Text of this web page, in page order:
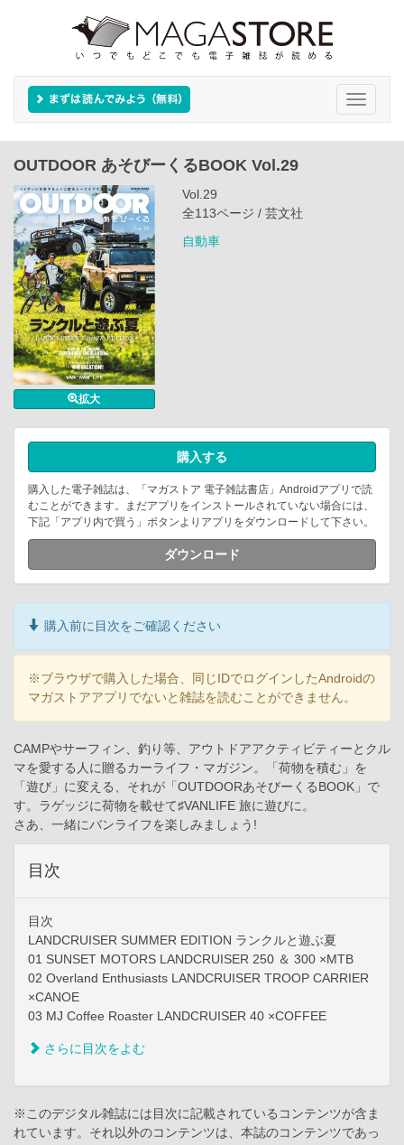
Toggle
OUTDOOR あそびーくるBOOK Vol.29
拡大
Vol.29
全113ページ / 芸文社
自動車
購入する
購入した電子雑誌は、「マガストア 電子雑誌書店」Androidアプリで読
むことができます。まだアプリをインストールされていない場合には、
下記「アプリ内で買う」ボタンよりアプリをダウンロードして下さい。
ダウンロード
購入前に目次をご確認ください
※ブラウザで購入した場合、同じIDでログインしたAndroidの
マガストアアプリでないと雑誌を読むことができません。
CAMPやサーフィン、釣り等、アウトドアアクティビティーとクル
マを愛する人に贈るカーライフ・マガジン。「荷物を積む」を
「遊び」に変える、それが「OUTDOORあそびーくるBOOK」で
す。ラゲッジに荷物を載せて♯VANLIFE 旅に遊びに。
さあ、一緒にバンライフを楽しみましょう!
目次
目次
LANDCRUISER SUMMER EDITION ランクルと遊ぶ夏
01 SUNSET MOTORS LANDCRUISER 250 ＆ 300 ×MTB
02 Overland Enthusiasts LANDCRUISER TROOP CARRIER
×CANOE
03 MJ Coffee Roaster LANDCRUISER 40 ×COFFEE
さらに目次をよむ
※このデジタル雑誌には目次に記載されているコンテンツが含ま
れています。それ以外のコンテンツは、本誌のコンテンツであっ